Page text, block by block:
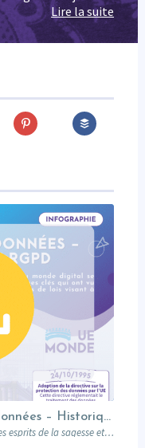
Lire la suite
[Infographie] – Gardiens des données – Historique du RGPD
Chez Merlin/Leonard, nous avons conjuré les esprits de la sagesse et de la connaissance…